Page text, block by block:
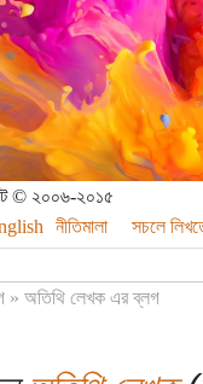
© ২০০৬-২০১৫
নীতিমালা সচলে
» অতিথি লেখক এর ব্লগ